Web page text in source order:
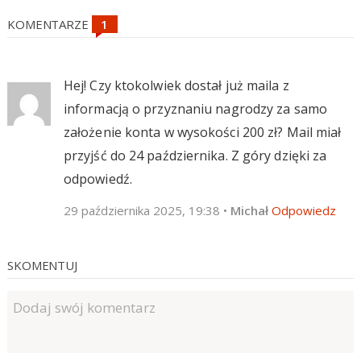
KOMENTARZE
Hej! Czy ktokolwiek dostał już maila z
informacją o przyznaniu nagrodzy za samo
założenie konta w wysokości 200 zł? Mail miał
przyjść do 24 października. Z góry dzięki za
odpowiedź.
29 października 2025, 19:38 • Michał Odpowiedz
SKOMENTUJ